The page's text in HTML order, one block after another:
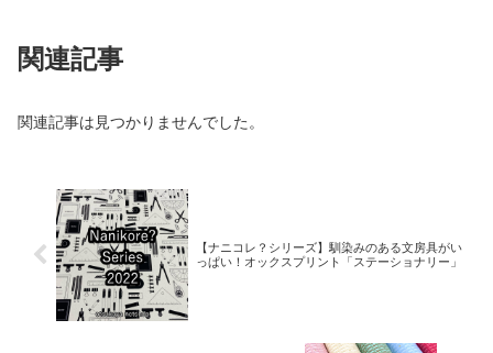
関連記事
関連記事は見つかりませんでした。
【ナニコレ？シリーズ】馴染みのある文房具がい
っぱい！オックスプリント「ステーショナリー」